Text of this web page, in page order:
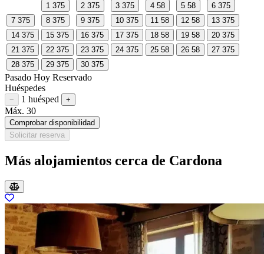
1 375 2 375 3 375 4 58 5 58 6 375
7 375 8 375 9 375 10 375 11 58 12 58 13 375
14 375 15 375 16 375 17 375 18 58 19 58 20 375
21 375 22 375 23 375 24 375 25 58 26 58 27 375
28 375 29 375 30 375
Pasado Hoy Reservado
Huéspedes
Restar huésped
− 1 huésped Sumar huésped
+
Máx. 30
Comprobar disponibilidad
Solicitar reserva
Más alojamientos cerca de Cardona